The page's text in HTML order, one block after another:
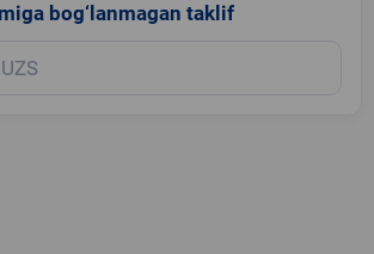
bog‘lanmagan taklif